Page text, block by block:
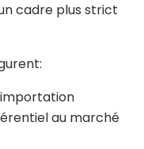
cadre plus strict
au marché